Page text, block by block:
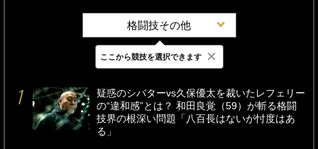
格闘技その他
最新 24時間 週間
疑惑のシバターvs久保優太を裁いたレフェリー
の“違和感”とは？ 和田良覚（59）が斬る格闘
技界の根深い問題「八百長はないが忖度はあ
る」
ここから競技を選択できます ×